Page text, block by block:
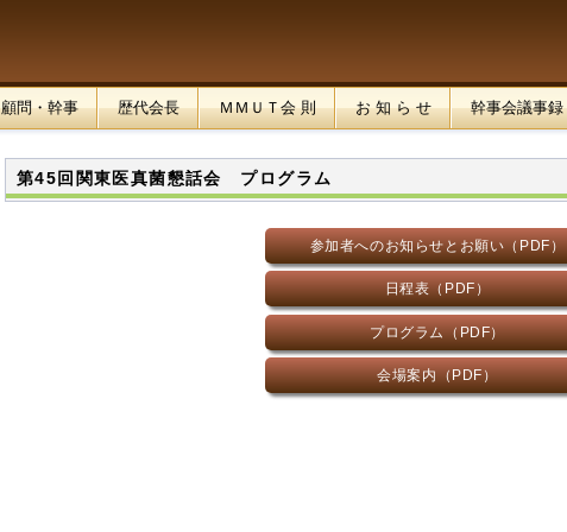
第45回関東医真菌懇話会 プログラム
参加者へのお知らせとお願い（PDF）
日程表（PDF）
プログラム（PDF）
会場案内（PDF）
顧問・幹事 歴代会長 ＭＭＵＴ会 則 お 知 ら せ 幹事会議事録